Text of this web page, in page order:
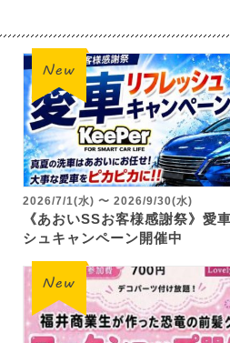
2026/7/1(水) 〜 2026/9/30(水)
《あおいSSお客様感謝祭》愛
シュキャンペーン開催中